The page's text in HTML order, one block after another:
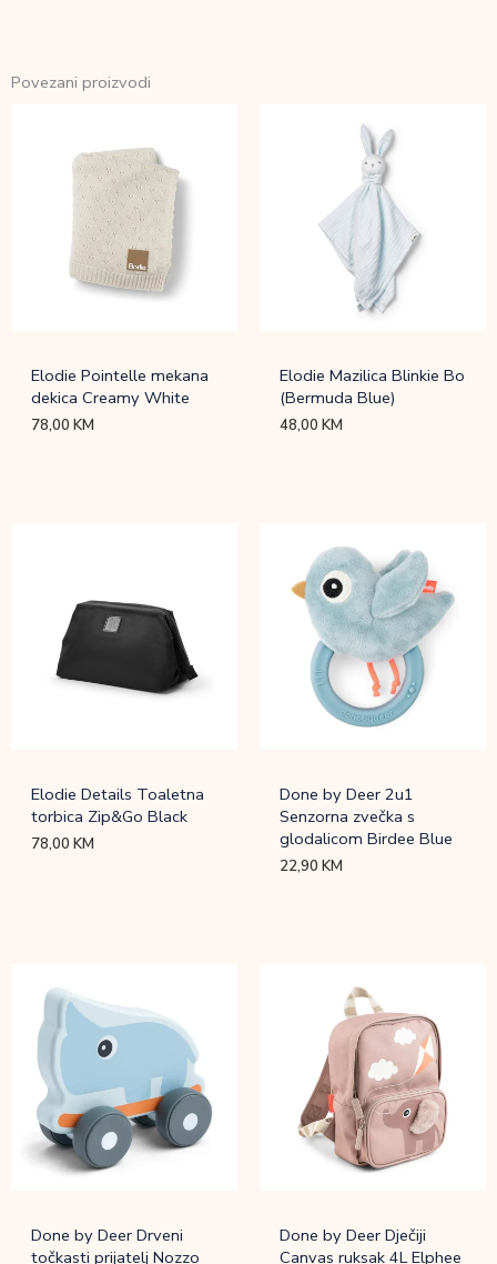
Povezani proizvodi
Elodie Pointelle mekana
dekica Creamy White
78,00KM
Elodie Mazilica Blinkie Bo
(Bermuda Blue)
48,00KM
Elodie Details Toaletna
torbica Zip&Go Black
78,00KM
Done by Deer 2u1
Senzorna zvečka s
glodalicom Birdee Blue
22,90KM
Done by Deer Drveni
točkasti prijatelj Nozzo
Done by Deer Dječiji
Canvas ruksak 4L Elphee